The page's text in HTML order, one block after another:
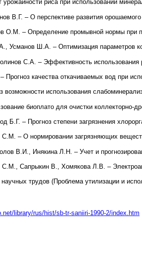
урожайности риса при использовании
В.Г. – О перспективе развития
О.М. – Определение промывной нормы при
Усманов Ш.А. – Оптимизация параметров
С.А. – Эффективность использования
качества откачиваемых вод при
возможности использования
биоплато для очистки коллекторно-
Б.Г. – Прогноз степени загрязнения
– О нормировании загрязняющих
В.И., Инякина Л.Н. – Учет и
Сапрыкин В., Хомякова Л.В. –
трудов (Проблема утилизации и
library/rus/hist/sb-tr-saniiri-1990-2/index.htm